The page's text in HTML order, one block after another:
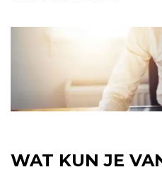
WAT KUN JE